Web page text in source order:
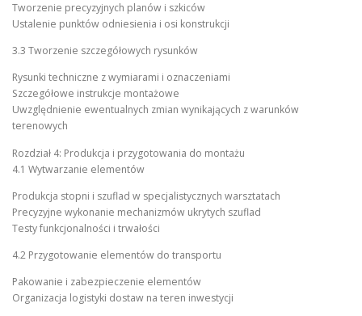
Tworzenie precyzyjnych planów i szkiców
Ustalenie punktów odniesienia i osi konstrukcji
3.3 Tworzenie szczegółowych rysunków
Rysunki techniczne z wymiarami i oznaczeniami
Szczegółowe instrukcje montażowe
Uwzględnienie ewentualnych zmian wynikających z warunków
terenowych
Rozdział 4: Produkcja i przygotowania do montażu
4.1 Wytwarzanie elementów
Produkcja stopni i szuflad w specjalistycznych warsztatach
Precyzyjne wykonanie mechanizmów ukrytych szuflad
Testy funkcjonalności i trwałości
4.2 Przygotowanie elementów do transportu
Pakowanie i zabezpieczenie elementów
Organizacja logistyki dostaw na teren inwestycji